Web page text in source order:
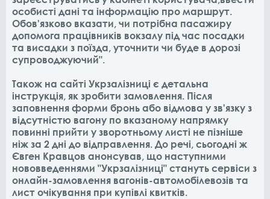
особисті дані та інформацію про маршрут.
Обов'язково вказати, чи потрібна пасажиру
допомога працівників вокзалу під час посадки
та висадки з поїзда, уточнити чи буде в дорозі
супроводжуючий".
Також на сайті Укрзалізниці є детальна
інструкція, як зробити замовлення. Після
заповнення форми бронь або відмова у зв'язку з
відсутністю вагону по вказаному напрямку
повинні прийти у зворотньому листі не пізніше
ніж за 2 дні до відправлення. До речі, сьогодні ж
Євген Кравцов анонсував, що наступними
нововведеннями "Укрзалізниці" стануть сервіси з
онлайн-замовлення вагонів-автомобілевозів та
лист очікування при купівлі квитків.